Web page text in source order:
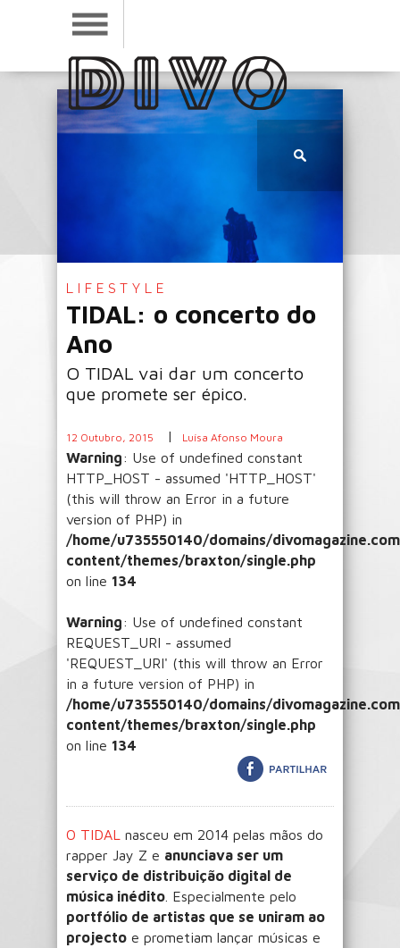
LIFESTYLE
TIDAL: o concerto do
Ano
O TIDAL vai dar um concerto
que promete ser épico.
12 Outubro, 2015 | Luísa Afonso Moura
Warning: Use of undefined constant
HTTP_HOST - assumed 'HTTP_HOST'
(this will throw an Error in a future
version of PHP) in
/home/u735550140/domains/
content/themes/braxton/single.php
on line 134
Warning: Use of undefined constant
REQUEST_URI - assumed
'REQUEST_URI' (this will throw an Error
in a future version of PHP) in
/home/u735550140/domains/
content/themes/braxton/single.php
on line 134
O TIDAL nasceu em 2014 pelas mãos do
rapper Jay Z e anunciava ser um
serviço de distribuição digital de
música inédito . Especialmente pelo
portfólio de artistas que se uniram ao
projecto e prometiam lançar músicas e